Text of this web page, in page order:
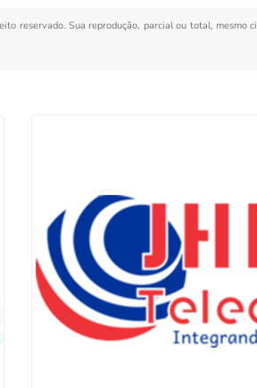
reservado. Sua reprodução, parcial ou total, mesmo